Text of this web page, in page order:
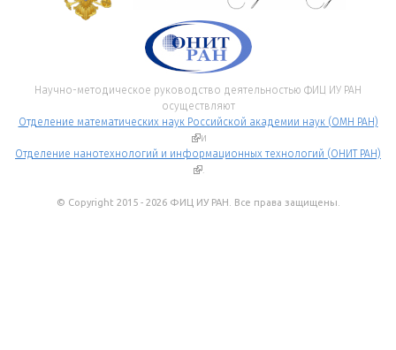
Научно-методическое руководство деятельностью ФИЦ ИУ РАН
осуществляют
Отделение математических наук Российской академии наук (ОМН РАН)
(внешняя ссылка)
и
Отделение нанотехнологий и информационных технологий (ОНИТ РАН)
(внешняя ссылка)
.
© Copyright 2015 - 2026 ФИЦ ИУ РАН. Все права защищены.